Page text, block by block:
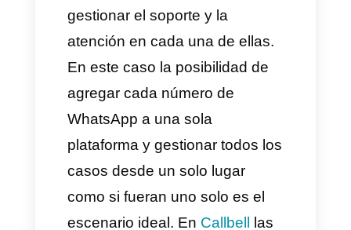
que venimos conversando.
Cuando existe un número
distinto para dos tipos de
servicios distintos en una sola
empresa, la información se
guarda de forma separada y